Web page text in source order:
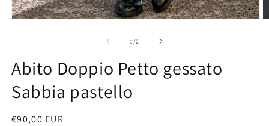
1 /su2
Abito Doppio Petto gessato
Sabbia pastello
Prezzo
€90,00 EUR